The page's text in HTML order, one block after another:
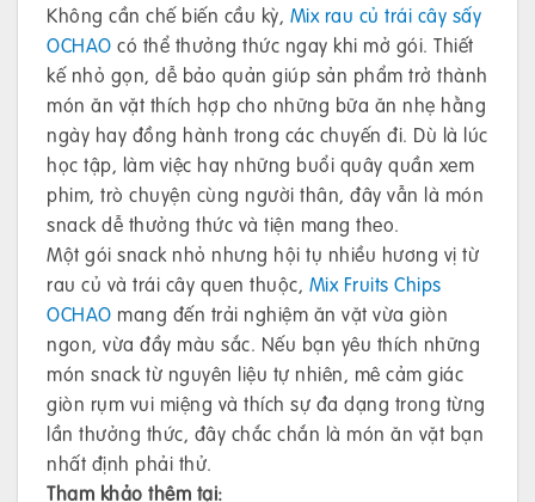
Không cần chế biến cầu kỳ, Mix rau củ trái cây sấy
OCHAO có thể thưởng thức ngay khi mở gói. Thiết
kế nhỏ gọn, dễ bảo quản giúp sản phẩm trở thành
món ăn vặt thích hợp cho những bữa ăn nhẹ hằng
ngày hay đồng hành trong các chuyến đi. Dù là lúc
học tập, làm việc hay những buổi quây quần xem
phim, trò chuyện cùng người thân, đây vẫn là món
snack dễ thưởng thức và tiện mang theo.
Một gói snack nhỏ nhưng hội tụ nhiều hương vị từ
rau củ và trái cây quen thuộc, Mix Fruits Chips
OCHAO mang đến trải nghiệm ăn vặt vừa giòn
ngon, vừa đầy màu sắc. Nếu bạn yêu thích những
món snack từ nguyên liệu tự nhiên, mê cảm giác
giòn rụm vui miệng và thích sự đa dạng trong từng
lần thưởng thức, đây chắc chắn là món ăn vặt bạn
nhất định phải thử.
Tham khảo thêm tại: